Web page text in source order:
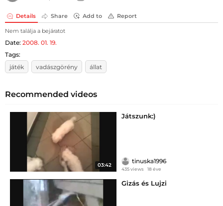
Details Share Add to Report
Nem találja a bejáratot
Date: 2008. 01. 19.
Tags:
játék
vadászgörény állat
Recommended videos
03:42
Játszunk:)
tinuska1996
435 views 18 éve
Gizás és Lujzi